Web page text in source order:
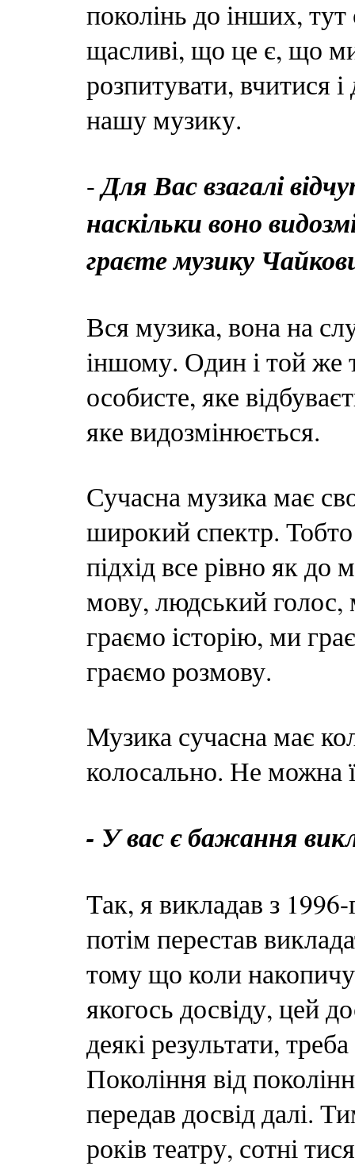
поколінь до інших,
щасливі, що це є, що
розпитувати, вчитися
нашу музику.
-Для Вас взагалі
наскільки воно
граєте музику
Вся музика, вона на
іншому. Один і той же
особисте, яке
яке видозмінюється.
Сучасна музика має
широкий спектр.
підхід все рівно як
мову, людський голос,
граємо історію, ми
граємо розмову.
Музика сучасна має
колосально. Не можна
- У вас є бажання
Так, я викладав з 1996-
потім перестав
тому що коли
якогось досвіду, цей
деякі результати,
Покоління від
передав досвід далі.
років театру, сотні